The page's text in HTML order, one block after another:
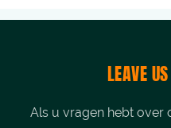
LEAVE US
Als u vragen hebt over